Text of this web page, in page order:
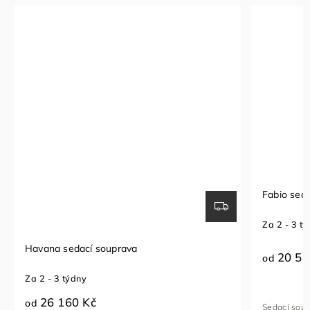
20 510 Kč
Sedací souprava FABIO je ideální kombinací luxusu
Sedací
Za 1 - 2
od 23
Rohová